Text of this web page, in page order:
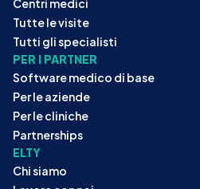
Tutte le visite
Tutti gli specialisti
PER I PARTNER
Software medico di base
Per le aziende
Per le cliniche
Partnerships
ELTY
Chi siamo